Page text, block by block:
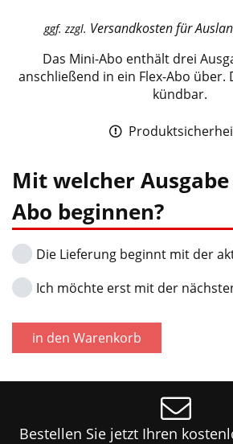
ggf. zzgl. Versandkosten für
Das Mini-Abo enthält drei
anschließend in ein Flex-Abo über.
kündbar.
Mit welcher
Abo beginnen?
Die Lieferung beginnt mit der
Ich möchte erst mit der
in den Warenkorb
Bestellen Sie jetzt Ihren